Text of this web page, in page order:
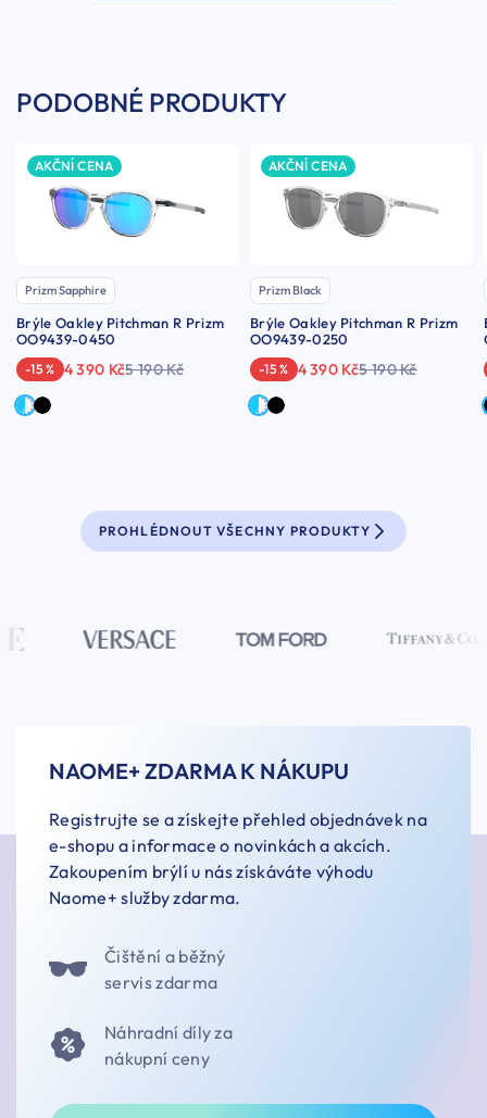
PODOBNÉ PRODUKTY
AKČNÍ CENA
Prizm Sapphire
Brýle Oakley Pitchman R Prizm
OO9439-0450
-15 % 4 390 Kč5 190 Kč
AKČNÍ CENA
Prizm Black
Brýle Oakley Pitchman R Prizm
OO9439-0250
-15 % 4 390 Kč5 190 Kč
PROHLÉDNOUT VŠECHNY PRODUKTY
NAOME+ ZDARMA K NÁKUPU
Registrujte se a získejte přehled objednávek na
e-shopu a informace o novinkách a akcích.
Zakoupením brýlí u nás získáváte výhodu
Naome+ služby zdarma.
Čištění a běžný
servis zdarma
Náhradní díly za
nákupní ceny